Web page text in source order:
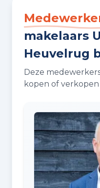
makelaars
Heuvelrug
Deze
kopen of